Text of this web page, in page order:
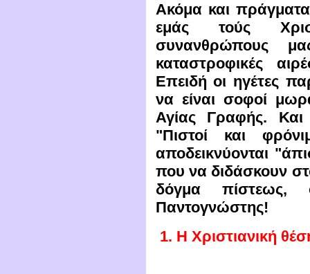
Ακόμα και
εμάς τούς
συνανθρώπους
καταστροφικές
Επειδή οι ηγέτες
να είναι σοφοί
Αγίας Γραφής.
"Πιστοί και
αποδεικνύονται
που να διδάσκουν
δόγμα
Παντογνώστης!
1. Η Χριστιανική